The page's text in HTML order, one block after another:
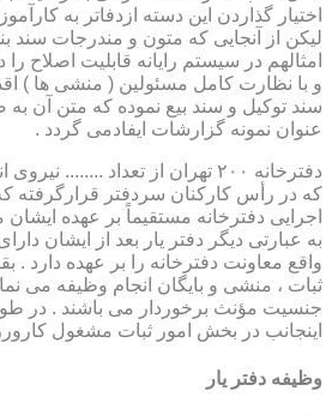
اختیار گذاردن این دسته ازدفاتر به
لیکن از آنجایی که متون و مندرجات سند
امثالهم در سیستم رایانه قابلیت اصلاح را
و با نظارت کامل مسئولین ( منشی ها )
سند توکیل و سند بیع نموده که متن آن
عنوان نمونه گزارشات ایفادمی گردد .
دفترخانه ۲۰۰ تهران از تعداد
که در رأس کارکنان سردفتر قرارگرفته
اجرایی دفترخانه مستقیماً بر عهده
به عبارتی دیگر دفتر یار بعد از ایشان
واقع معاونت دفترخانه را بر عهده دارد .
ثبات ، منشی و بایگان انجام وظیفه می
جنسیت مؤنث برخوردار می باشند . در
اینجانب در بخش امور ثبات مشغول
وظیفه دفتر یار